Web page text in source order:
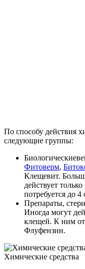
По способу действия
следующие группы:
Фитоверм,
Клещевит.
действует
потребуется до
Препараты,
Иногда могут
клещей. К ним
Флуфензин.
Химические средства